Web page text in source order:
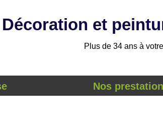
Décoration et
Plus de 34 ans à
Nos